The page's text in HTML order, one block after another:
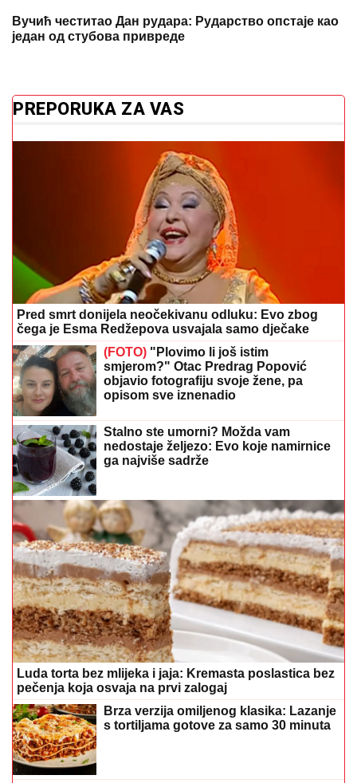
Вучић честитао Дан рудара: Рударство опстаје као
један од стубова привреде
PREPORUKA ZA VAS
Pred smrt donijela neočekivanu odluku: Evo zbog
čega je Esma Redžepova usvajala samo dječake
(FOTO) "Plovimo li još istim
smjerom?" Otac Predrag Popović
objavio fotografiju svoje žene, pa
opisom sve iznenadio
Stalno ste umorni? Možda vam
nedostaje željezo: Evo koje namirnice
ga najviše sadrže
Luda torta bez mlijeka i jaja: Kremasta poslastica bez
pečenja koja osvaja na prvi zalogaj
Brza verzija omiljenog klasika: Lazanje
s tortiljama gotove za samo 30 minuta